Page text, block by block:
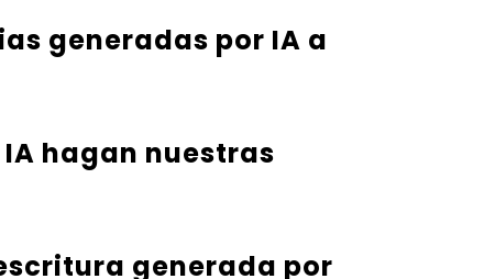
generadas por IA a
hagan nuestras
generada por